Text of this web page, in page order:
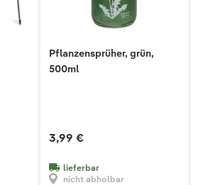
Pflanzensprüher, grün,
500ml
3,99 €
lieferbar
nicht abholbar